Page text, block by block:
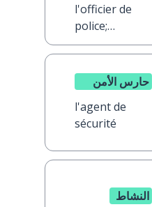
l'officier de
police;
l'officière de
police
حارس الأمن
l'agent de
sécurité
النشاط